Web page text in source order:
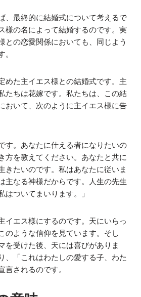
、最終的に結婚式について考えるで
様の名によって結婚するのです。実
との恋愛関係においても、同じよう
。
めた主イエス様との結婚式です。主
たちは花嫁です。私たちは、この結
おいて、次のように主イエス様に告
す。あなたに仕える者になりたいの
方を教えてください。あなたと共に
きたいのです。私はあなたに従いま
主なる神様だからです。人生の先生
はついてまいります。」
イエス様にするのです。天にいらっ
のような信仰を見ています。そし
を受けた後、天には喜びがありま
、「これはわたしの愛する子、わた
言されるのです。